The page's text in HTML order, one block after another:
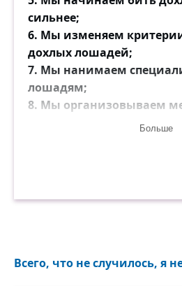
сильнее;
6. Мы изменяем
дохлых лошадей;
7. Мы нанимаем
лошадям;
8. Мы организовываем
оживлению дохлых
помогают быстрее
Продолжать можно
Больше
Всего, что не случилось, я